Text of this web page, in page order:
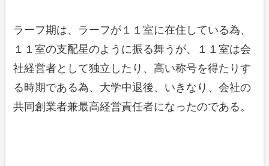
ラーフ期は、ラーフが１１室に在住している為、
１１室の支配星のように振る舞うが、１１室は会
社経営者として独立したり、高い称号を得たりす
る時期である為、大学中退後、いきなり、会社の
共同創業者兼最高経営責任者になったのである。